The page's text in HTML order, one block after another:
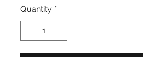
Quantity *